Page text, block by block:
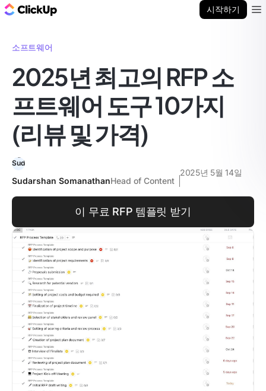
시작하기
소프트웨어
2025년 최고의 RFP 소
프트웨어 도구 10가지
(리뷰 및 가격)
Sudarshan SomanathanHead of Content
2025년 5월 14일
이 무료 RFP 템플릿 받기